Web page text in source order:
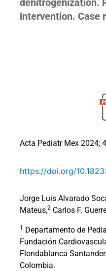
denitrogenization.
intervention. Case
Acta Pediatr Mex 2024;
https://doi.org/
Jorge Luis Alvarado
Mateus,2 Carlos F.
1
Departamento de
Fundación
Floridablanca
Colombia.